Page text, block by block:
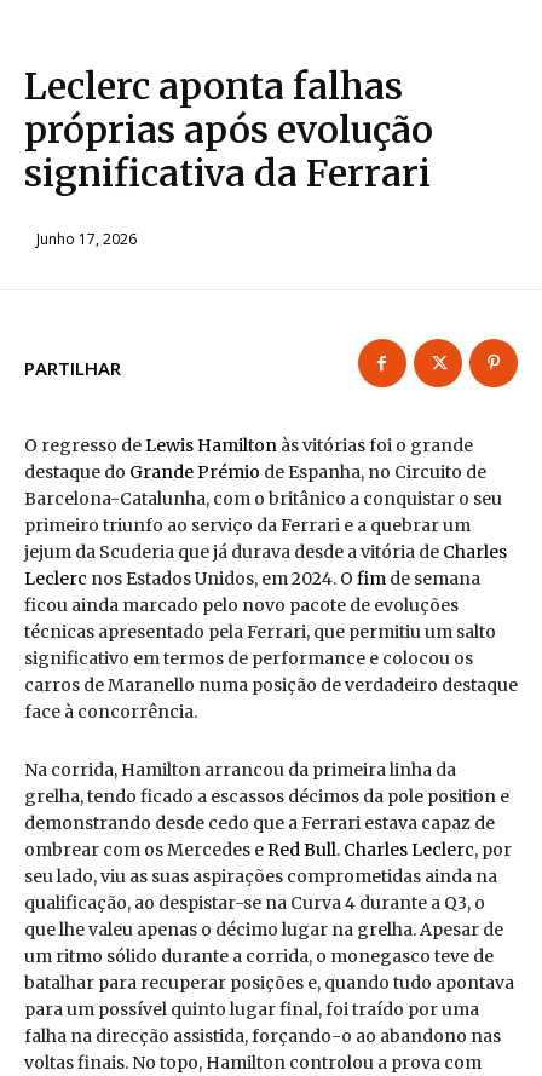
Leclerc aponta falhas
próprias após evolução
significativa da Ferrari
Junho 17, 2026
PARTILHAR
O regresso deLewis Hamilton às vitórias foi o grande
destaque do Grande Prémio de Espanha, no Circuito de
Barcelona-Catalunha, com o britânico a conquistar o seu
primeiro triunfo ao serviço da Ferrari e a quebrar um
jejum da Scuderia que já durava desde a vitória de Charles
Leclerc nos Estados Unidos, em 2024. O fim de semana
ficou ainda marcado pelo novo pacote de evoluções
técnicas apresentado pela Ferrari, que permitiu um salto
significativo em termos de performance e colocou os
carros de Maranello numa posição de verdadeiro destaque
face à concorrência.
Na corrida, Hamilton arrancou da primeira linha da
grelha, tendo ficado a escassos décimos da pole position e
demonstrando desde cedo que a Ferrari estava capaz de
ombrear com os Mercedes eRed Bull. Charles Leclerc, por
seu lado, viu as suas aspirações comprometidas ainda na
qualificação, ao despistar-se na Curva 4 durante a Q3, o
que lhe valeu apenas o décimo lugar na grelha. Apesar de
um ritmo sólido durante a corrida, o monegasco teve de
batalhar para recuperar posições e, quando tudo apontava
para um possível quinto lugar final, foi traído por uma
falha na direcção assistida, forçando-o ao abandono nas
voltas finais. No topo, Hamilton controlou a prova com